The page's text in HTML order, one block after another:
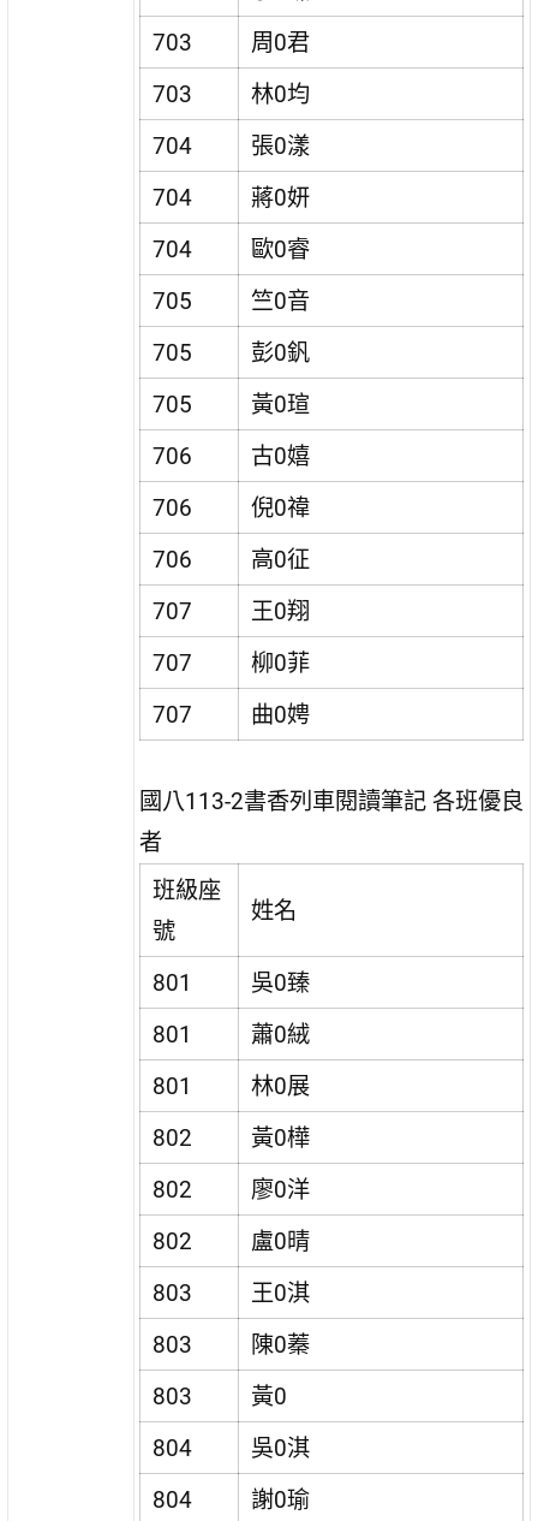
703
周0君
703
林0均
704
張0漾
704
蔣0妍
704
歐0睿
705
竺0音
705
彭0釩
705
黃0瑄
706
古0嬉
706
倪0禕
706
高0征
707
王0翔
707
柳0菲
707
曲0娉
國八113-2書香列車閱讀筆記 各班優良
者
班級座
號
姓名
801
吳0臻
801
蕭0絨
801
林0展
802
黃0樺
802
廖0洋
802
盧0晴
803
王0淇
803
陳0蓁
803
黃0
804
吳0淇
804
謝0瑜